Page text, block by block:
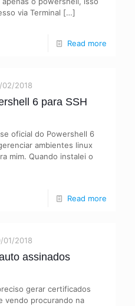
via Terminal […]
Read more
02/2018
6 para SSH
oficial do Powershell 6
ambientes linux
mim. Quando instalei o
Read more
01/2018
assinados
gerar certificados
vendo procurando na